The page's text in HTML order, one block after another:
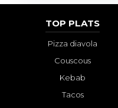
TOP PLATS
Pizza diavola
Couscous
Kebab
Tacos